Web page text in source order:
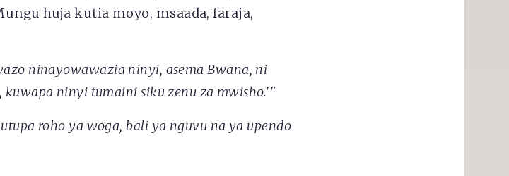
huja kutia moyo, msaada, faraja,
ninayowawazia ninyi, asema Bwana, ni
ninyi tumaini siku zenu za mwisho.'"
roho ya woga, bali ya nguvu na ya upendo